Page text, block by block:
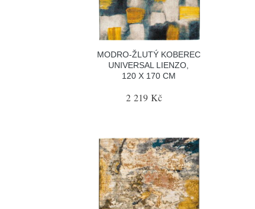
MODRO-ŽLUTÝ KOBEREC
UNIVERSAL LIENZO,
120 X 170 CM
2 219 Kč